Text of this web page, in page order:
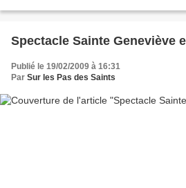
Spectacle Sainte Geneviève
Publié le 19/02/2009 à 16:31
Par Sur les Pas des Saints